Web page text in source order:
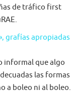
de tráfico first
grafías apropiadas
informal que algo
las formas
a boleo ni al boleo.